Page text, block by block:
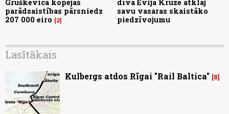
Gruškevica kopējās
parādsaistības pārsniedz
207 000 eiro
2
dīva Evija Krūze atklāj
savu vasaras skaistāko
piedzīvojumu
Lasītākais
Kulbergs atdos Rīgai "Rail Baltica" 8